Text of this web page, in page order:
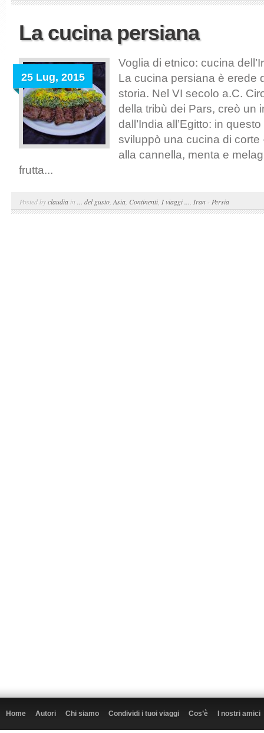
La cucina persiana
25 Lug, 2015
Voglia di etnico: cucina
La cucina persiana è erede
storia. Nel VI secolo a.C.
della tribù dei Pars, creò un
dall’India all’Egitto: in
sviluppò una cucina di corte
alla cannella, menta e
frutta...
Posted byclaudia in ... del gusto Asia Continenti, I viaggi ... Iran - Persia
Home Autori Chi siamo Condividi i tuoi viaggi Cos’è I nostri amici